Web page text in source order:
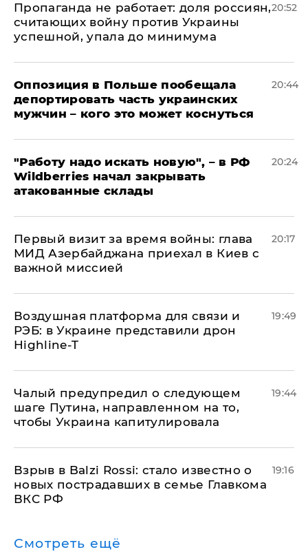
​Пропаганда не работает: доля россиян,
считающих войну против Украины
успешной, упала до минимума
20:52
Оппозиция в Польше пообещала
депортировать часть украинских
мужчин – кого это может коснуться
20:44
"Работу надо искать новую", – в РФ
Wildberries начал закрывать
атакованные склады
20:24
Первый визит за время войны: глава
МИД Азербайджана приехал в Киев с
важной миссией
20:17
Воздушная платформа для связи и
РЭБ: в Украине представили дрон
Highline-T
19:49
Чалый предупредил о следующем
шаге Путина, направленном на то,
чтобы Украина капитулировала
19:44
Взрыв в Balzi Rossi: стало известно о
новых пострадавших в семье Главкома
ВКС РФ
19:16
Смотреть ещё